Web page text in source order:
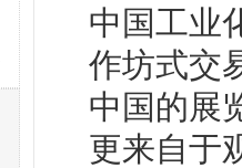
中国工业
作坊式交
中国的展
更来自于